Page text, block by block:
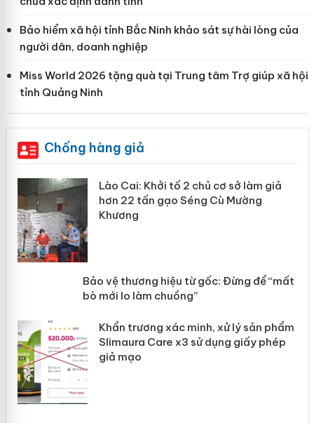
Bảo hiểm xã hội tỉnh Bắc Ninh khảo sát sự hài lòng của
người dân, doanh nghiệp
Miss World 2026 tặng quà tại Trung tâm Trợ giúp xã hội
tỉnh Quảng Ninh
Chống hàng giả
Lào Cai: Khởi tố 2 chủ cơ sở làm giả
hơn 22 tấn gạo Séng Cù Mường
Khương
Bảo vệ thương hiệu từ gốc: Đừng để
“mất bò mới lo làm chuồng”